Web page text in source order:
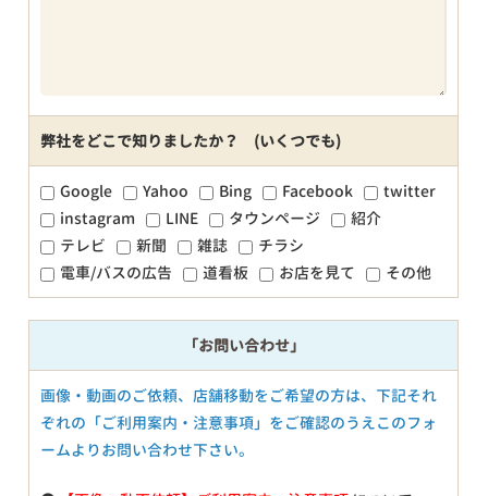
弊社をどこで知りましたか？ (いくつでも)
Google Yahoo Bing Facebook
twitter
instagram
LINE タウンページ
紹介
テレビ
新聞 雑誌
チラシ
電車/バスの広告
道看板 お店を見て その他
「お問い合わせ」
画像・動画のご依頼、店舗移動をご希望の方は、下記それ
ぞれの「ご利用案内・注意事項」をご確認のうえこのフォ
ームよりお問い合わせ下さい。